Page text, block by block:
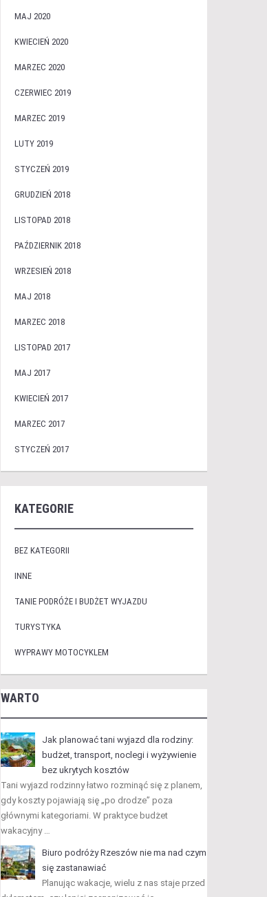
MAJ 2020
KWIECIEŃ 2020
MARZEC 2020
CZERWIEC 2019
MARZEC 2019
LUTY 2019
STYCZEŃ 2019
GRUDZIEŃ 2018
LISTOPAD 2018
PAŹDZIERNIK 2018
WRZESIEŃ 2018
MAJ 2018
MARZEC 2018
LISTOPAD 2017
MAJ 2017
KWIECIEŃ 2017
MARZEC 2017
STYCZEŃ 2017
KATEGORIE
BEZ KATEGORII
INNE
TANIE PODRÓŻE I BUDŻET WYJAZDU
TURYSTYKA
WYPRAWY MOTOCYKLEM
WARTO
Jak planować tani wyjazd dla rodziny:
budżet, transport, noclegi i wyżywienie
bez ukrytych kosztów
Tani wyjazd rodzinny łatwo rozminąć się z planem,
gdy koszty pojawiają się „po drodze” poza
głównymi kategoriami. W praktyce budżet
wakacyjny …
Biuro podróży Rzeszów nie ma nad czym
się zastanawiać
Planując wakacje, wielu z nas staje przed